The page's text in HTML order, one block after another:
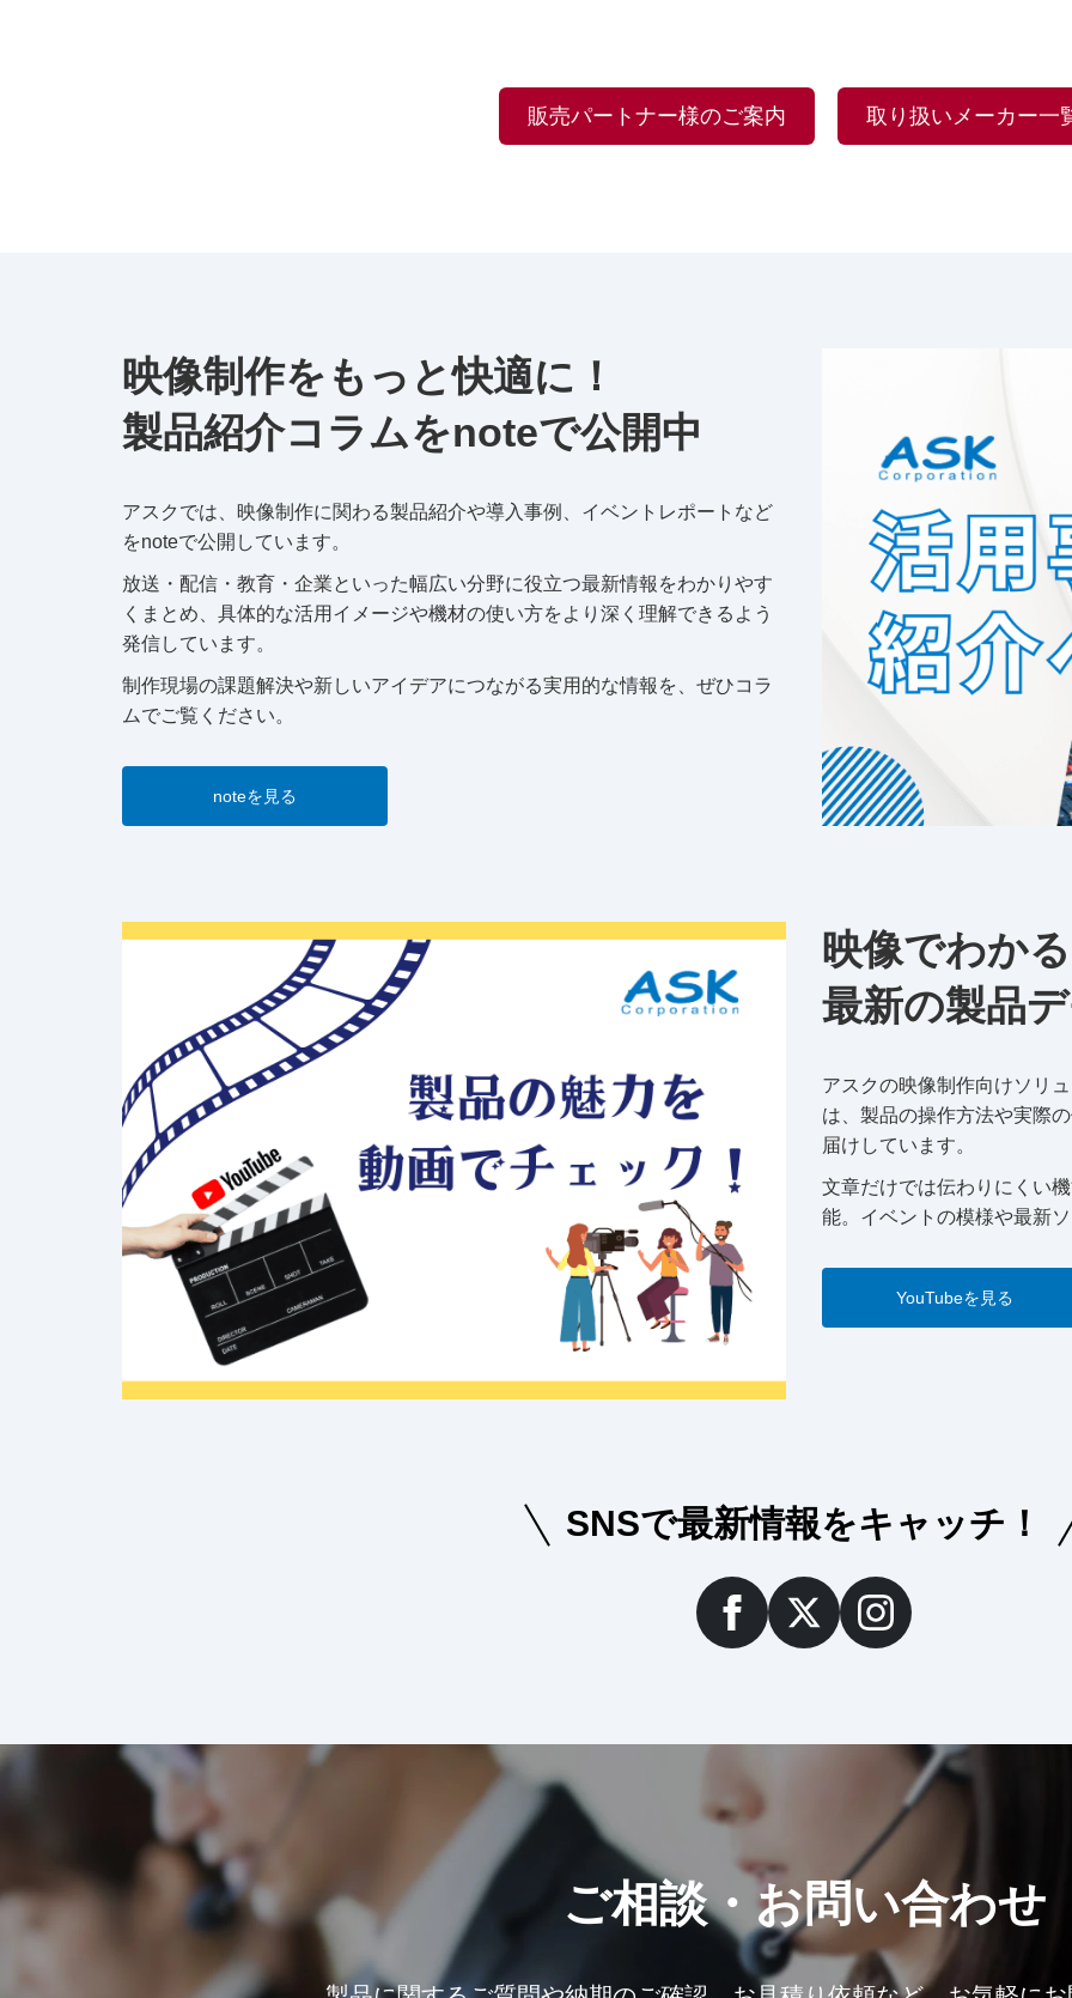
販売パートナー様のご案内 取り扱いメーカー一
映像制作をもっと快適に！
製品紹介コラムをnoteで公開中
アスクでは、映像制作に関わる製品紹介や導入事例、イベントレポートなど
をnoteで公開しています。
放送・配信・教育・企業といった幅広い分野に役立つ最新情報をわかりやす
くまとめ、具体的な活用イメージや機材の使い方をより深く理解できるよう
発信しています。
制作現場の課題解決や新しいアイデアにつながる実用的な情報を、ぜひコラ
ムでご覧ください。
noteを見る
映像でわか
最新の製品
アスクの映像制作向けソリ
は、製品の操作方法や実際
届けしています。
文章だけでは伝わりにくい
能。イベントの模様や最新
YouTubeを見る
SNSで最新情報をキャッチ！
ご相談・お問い合わせ